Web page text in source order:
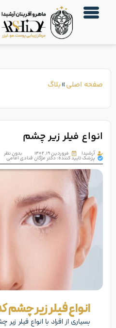
صفحه اصلی»بلاگ
انواع فیلر زیر چشم
آرشیدا فروردین ۱۹, ۱۴۰۲ بدون نظر
پزشک تایید کننده: دکتر مژگان قنادی امامی
انواع فیلر زیر چشم
بسیاری از افراد با انواع فیلر